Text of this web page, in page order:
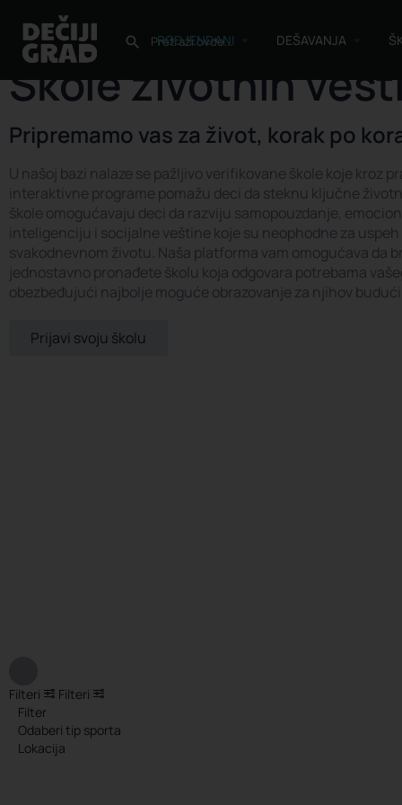
RODJENDANI DEŠAVANJA
Škole životnih
Pripremamo vas za život, korak po
U našoj bazi nalaze se pažljivo verifikovane škole koje kroz
interaktivne programe pomažu deci da steknu ključne
škole omogućavaju deci da razviju samopouzdanje,
inteligenciju i socijalne veštine koje su neophodne za uspeh
svakodnevnom životu. Naša platforma vam omogućava da
jednostavno pronađete školu koja odgovara potrebama
obezbeđujući najbolje moguće obrazovanje za njihov budući
Prijavi svoju školu
Filteri
Filteri
Filter
Odaberi tip sporta
Lokacija